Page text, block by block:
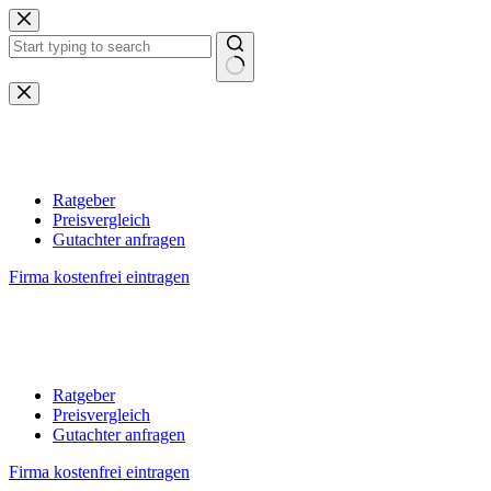
Zum
Inhalt
springen
Keine
Ergebnisse
Ratgeber
Preisvergleich
Gutachter anfragen
Firma kostenfrei eintragen
Ratgeber
Preisvergleich
Gutachter anfragen
Firma kostenfrei eintragen